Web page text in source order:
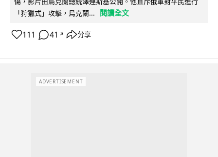
「狩獵式」攻擊，烏克蘭...
閱讀全文
111 41 ↗ 分享
ADVERTISEMENT